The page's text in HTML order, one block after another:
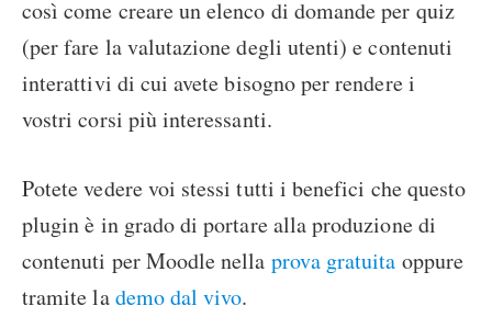
così come creare un elenco di domande per quiz
(per fare la valutazione degli utenti) e contenuti
interattivi di cui avete bisogno per rendere i
vostri corsi più interessanti.
Potete vedere voi stessi tutti i benefici che questo
plugin è in grado di portare alla produzione di
contenuti per Moodle nella prova gratuita oppure
tramite lademo dal vivo.